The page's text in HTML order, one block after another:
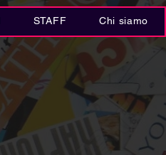
STAFF Chi siamo